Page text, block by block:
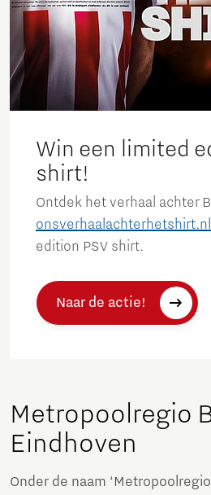
Win een limited
shirt!
Ontdek het verhaal achter
onsverhaalachterhetshirt.nl
edition PSV shirt.
Naar de actie!
Metropoolregio
Eindhoven
Onder de naam